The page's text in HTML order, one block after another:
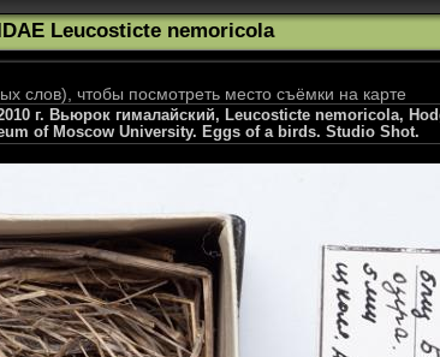
Leucosticte nemoricola
слов), чтобы посмотреть место съёмки на карте
г. Вьюрок гималайский, Leucosticte nemoricola,
of Moscow University. Eggs of a birds. Studio Shot.